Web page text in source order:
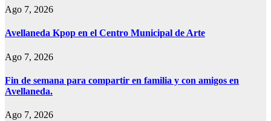
Ago 7, 2026
Avellaneda Kpop en el Centro Municipal de Arte
Ago 7, 2026
Fin de semana para compartir en familia y con amigos en
Avellaneda.
Ago 7, 2026